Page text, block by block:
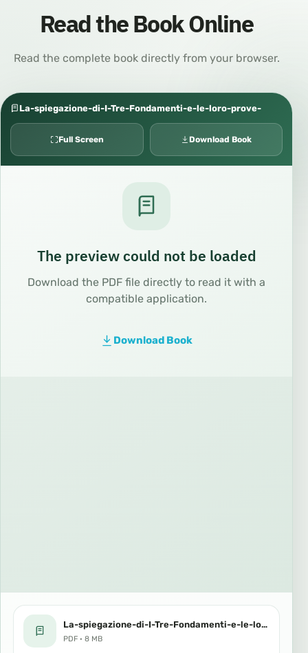
Read the Book Online
Read the complete book directly from your browser.
La-spiegazione-di-I-Tre-Fondamenti-e-le-loro-prove-
Full Screen Download Book
The preview could not be loaded
Download the PDF file directly to read it with a
compatible application.
Download Book
La-spiegazione-di-I-Tre-Fondamenti-e-le-loro-prove-1-1.pdf
PDF · 8 MB